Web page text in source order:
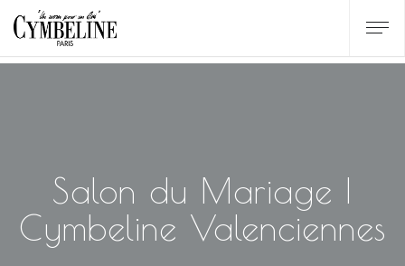
Salon du Mariage |
Cymbeline Valenciennes